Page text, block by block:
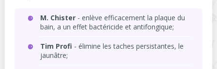
M. Chister - enlève efficacement la plaque du
bain, a un effet bactéricide et antifongique;
Tim Profi - élimine les taches persistantes, le
jaunâtre;